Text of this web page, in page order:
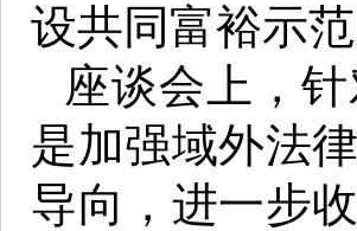
设共同富裕示
座谈会上，
是加强域外法
导向，进一步